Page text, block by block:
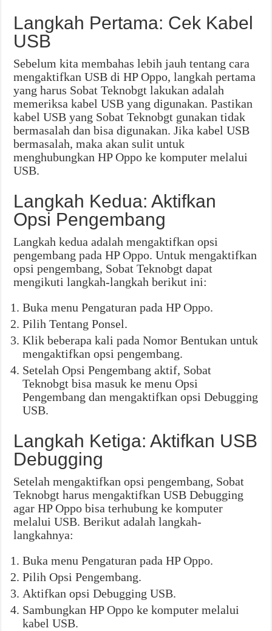
Langkah Pertama: Cek Kabel
USB
Sebelum kita membahas lebih jauh tentang cara
mengaktifkan USB di HP Oppo, langkah pertama
yang harus Sobat Teknobgt lakukan adalah
memeriksa kabel USB yang digunakan. Pastikan
kabel USB yang Sobat Teknobgt gunakan tidak
bermasalah dan bisa digunakan. Jika kabel USB
bermasalah, maka akan sulit untuk
menghubungkan HP Oppo ke komputer melalui
USB.
Langkah Kedua: Aktifkan
Opsi Pengembang
Langkah kedua adalah mengaktifkan opsi
pengembang pada HP Oppo. Untuk mengaktifkan
opsi pengembang, Sobat Teknobgt dapat
mengikuti langkah-langkah berikut ini:
Buka menu Pengaturan pada HP Oppo.
Pilih Tentang Ponsel.
Klik beberapa kali pada Nomor Bentukan untuk
mengaktifkan opsi pengembang.
Setelah Opsi Pengembang aktif, Sobat
Teknobgt bisa masuk ke menu Opsi
Pengembang dan mengaktifkan opsi Debugging
USB.
Langkah Ketiga: Aktifkan USB
Debugging
Setelah mengaktifkan opsi pengembang, Sobat
Teknobgt harus mengaktifkan USB Debugging
agar HP Oppo bisa terhubung ke komputer
melalui USB. Berikut adalah langkah-
langkahnya:
Buka menu Pengaturan pada HP Oppo.
Pilih Opsi Pengembang.
Aktifkan opsi Debugging USB.
Sambungkan HP Oppo ke komputer melalui
kabel USB.